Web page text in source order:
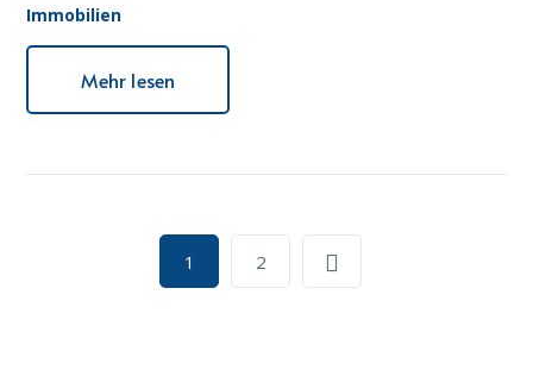
Immobilien
Mehr lesen
1 2